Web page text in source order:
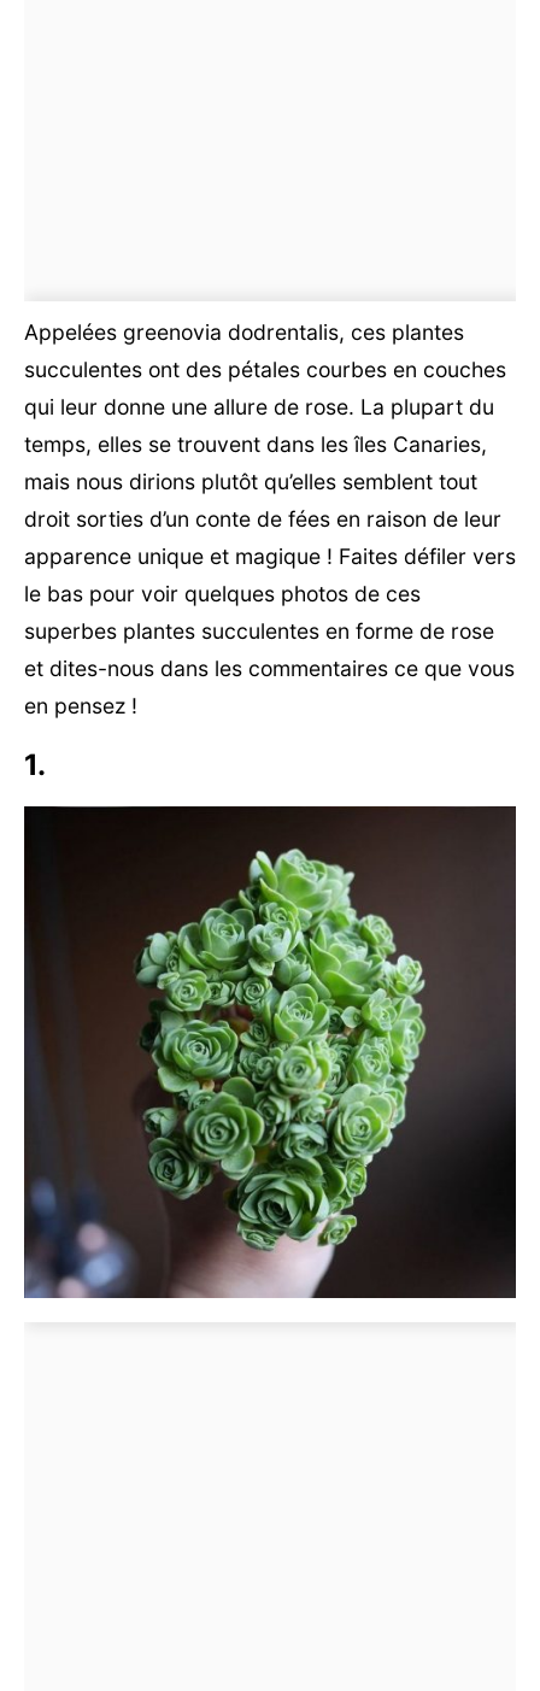
Appelées greenovia dodrentalis, ces plantes
succulentes ont des pétales courbes en couches
qui leur donne une allure de rose. La plupart du
temps, elles se trouvent dans les îles Canaries,
mais nous dirions plutôt qu’elles semblent tout
droit sorties d’un conte de fées en raison de leur
apparence unique et magique ! Faites défiler vers
le bas pour voir quelques photos de ces
superbes plantes succulentes en forme de rose
et dites-nous dans les commentaires ce que vous
en pensez !
1.